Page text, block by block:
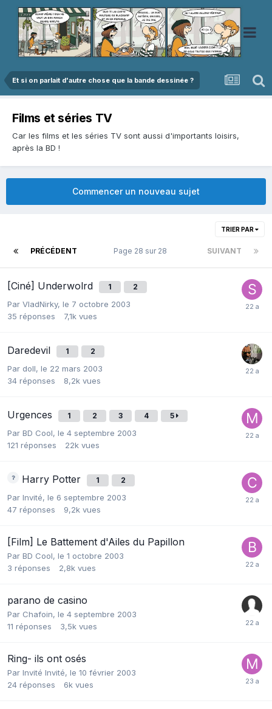
Et si on parlait d'autre chose que la bande dessinée ?
Films et séries TV
Car les films et les séries TV sont aussi d'importants loisirs,
après la BD !
Commencer un nouveau sujet
TRIER PAR
PRÉCÉDENT SUIVANT
Page 28 sur 28
[Ciné] Underwolrd 1 2
Par VladNirky, le 7 octobre 2003
35 réponses 7,1k vues
Daredevil 1 2
Par doll, le 22 mars 2003
34 réponses 8,2k vues
Urgences 1 2 3 4 5
Par BD Cool, le 4 septembre 2003
121 réponses 22k vues
Harry Potter 1 2
Par Invité, le 6 septembre 2003
47 réponses 9,2k vues
[Film] Le Battement d'Ailes du Papillon
Par BD Cool, le 1 octobre 2003
3 réponses 2,8k vues
parano de casino
Par Chafoin, le 4 septembre 2003
11 réponses 3,5k vues
Ring- ils ont osés
Par Invité Invité, le 10 février 2003
24 réponses 6k vues